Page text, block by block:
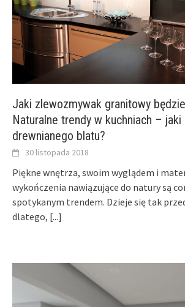
Jaki zlewozmywak granitowy
Naturalne trendy w kuchniach –
drewnianego blatu?
30 listopada 2018
Piękne wnętrza, swoim wyglądem i
wykończenia nawiązujące do natury są
spotykanym trendem. Dzieje się tak
dlatego, [...]